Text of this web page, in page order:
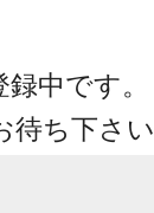
中です。
待ち下さい